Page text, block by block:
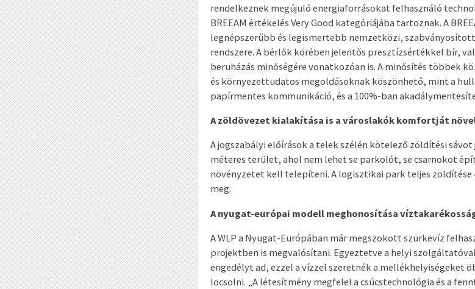
rendelkeznek megújuló energiaforrásokat felhasználó
BREEAM értékelés Very Good kategóriájába tartoznak. A
legnépszerűbb és legismertebb nemzetközi,
rendszere. A bérlők körében jelentős presztízsértékkel bír,
beruházás minőségére vonatkozóan is. A minősítés többek
és környezettudatos megoldásoknak köszönhető, mint a
papírmentes kommunikáció, és a 100%-ban
A zöldövezet kialakítása is a városlakók komfortját
A jogszabályi előírások a telek szélén kötelező zöldítési sávot
méteres terület, ahol nem lehet se parkolót, se csarnokot
növényzetet kell telepíteni. A logisztikai park teljes zöldítése
meg.
A nyugat-európai modell meghonosítása
A WLP a Nyugat-Európában már megszokott szürkevíz
projektben is megvalósítani. Egyeztetve a helyi
engedélyt ad, ezzel a vízzel szeretnék a mellékhelyiségeket
locsolni. „A létesítmény megfelel a csúcstechnológia és a